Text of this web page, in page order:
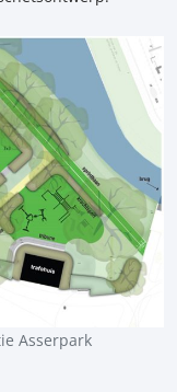
Asserpark